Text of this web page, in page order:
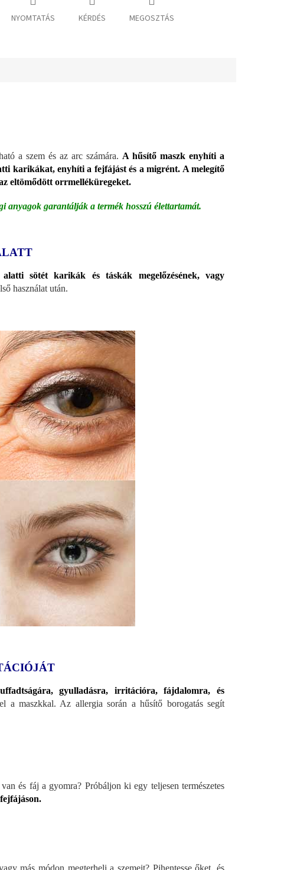
NYOMTATÁS KÉRDÉS MEGOSZTÁS
a szem és az arc számára. A hűsítő maszk enyhíti a
karikákat, enyhíti a fejfájást és a migrént. A melegítő
eltömődött orrmelléküregeket.
anyagok garantálják a termék hosszú élettartamát.
sötét karikák és táskák megelőzésének, vagy
használat után.
gyulladásra, irritációra, fájdalomra, és
a maszkkal. Az allergia során a hűsítő borogatás segít
és fáj a gyomra? Próbáljon ki egy teljesen természetes
más módon megterheli a szemeit? Pihentesse őket, és